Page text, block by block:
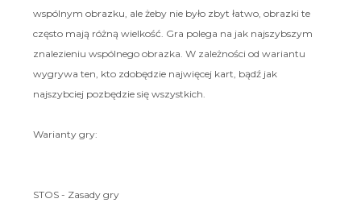
wspólnym obrazku, ale żeby nie było zbyt łatwo, obrazki te
często mają różną wielkość. Gra polega na jak najszybszym
znalezieniu wspólnego obrazka. W zależności od wariantu
wygrywa ten, kto zdobędzie najwięcej kart, bądź jak
najszybciej pozbędzie się wszystkich.
Warianty gry:
STOS - Zasady gry